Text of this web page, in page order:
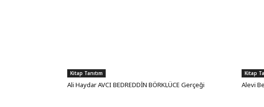
Kitap Tanıtım
Ali Haydar AVCI BEDREDDİN BÖRKLÜCE Gerçeği
Kitap
Alevi